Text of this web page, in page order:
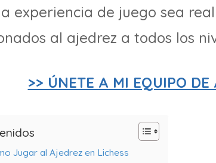
experiencia de juego sea
al ajedrez a todos los
>> ÚNETE A MI EQUIPO DE
Jugar al Ajedrez en Lichess